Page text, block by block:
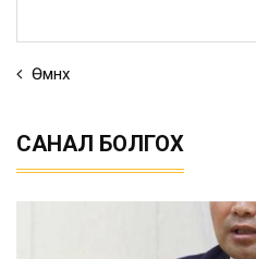
Өмнөх
САНАЛ БОЛГОХ